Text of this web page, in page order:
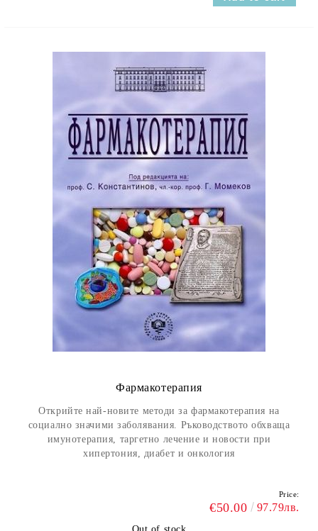
Фармакотерапия
Открийте най-новите методи за фармакотерапия на
социално значими заболявания. Ръководството обхваща
имунотерапия, таргетно лечение и новости при
хипертония, диабет и онкология
Price:
€50.00 97.79лв.